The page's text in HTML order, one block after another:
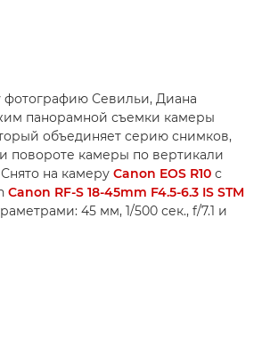
фотографию Севильи, Диана
панорамной съемки камеры
объединяет серию снимков,
повороте камеры по вертикали
на камеру Canon EOS R10 с
Canon RF-S 18-45mm F4.5-6.3 IS STM
45 мм, 1/500 сек., f/7.1 и